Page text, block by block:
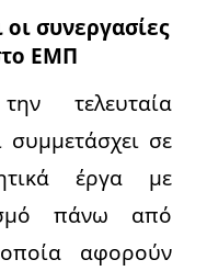
συνεργασίες
ΕΜΠ
τελευταία
συμμετάσχει σε
έργα με
πάνω από
αφορούν